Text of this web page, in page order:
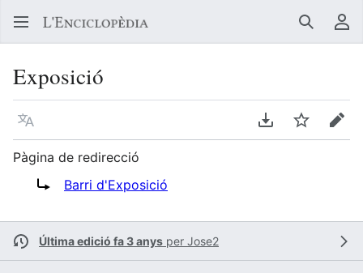
Buscar
Exposició
Llegir en un atre idioma Descarregar en
Vigilar
Pàgina de redirecció
Redirigix a:Barri d'Exposició
Última edició fa 3 anys per Jose2